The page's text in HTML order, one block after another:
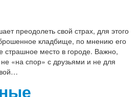
преодолеть свой страх, для этого
кладбище, по мнению его
страшное место в городе. Важно,
«на спор» с друзьями и не для